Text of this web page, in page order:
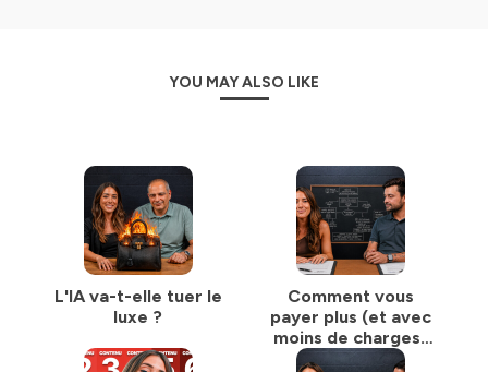
1. Abonnez-vous 🔔
2. Suivez-nous sur les réseaux
3. Laissez desétoiles sur votre plateforme d'écoute (⭐)
Hébergé par Ausha. Visitez
ausha.co/politique-de-
YOU MAY ALSO LIKE
L'IA va-t-elle tuer le
luxe ?
Comment vous
payer plus (et avec
moins de charges)
grâce à votre